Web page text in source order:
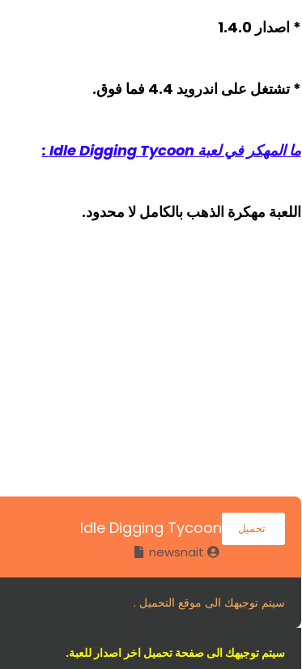
* اصدار 1.4.0
* تشتغل على اندرويد 4.4 فما فوق.
ما المهكر في لعبة Idle Digging Tycoon :
اللعبة مهكرة الذهب بالكامل لا محدود.
Idle Digging Tycoon تحميل
سيتم توجيهك الى موقع التحميل .
سيتم توجيهك الى صفحة تحميل اخر اصدار للعبة.